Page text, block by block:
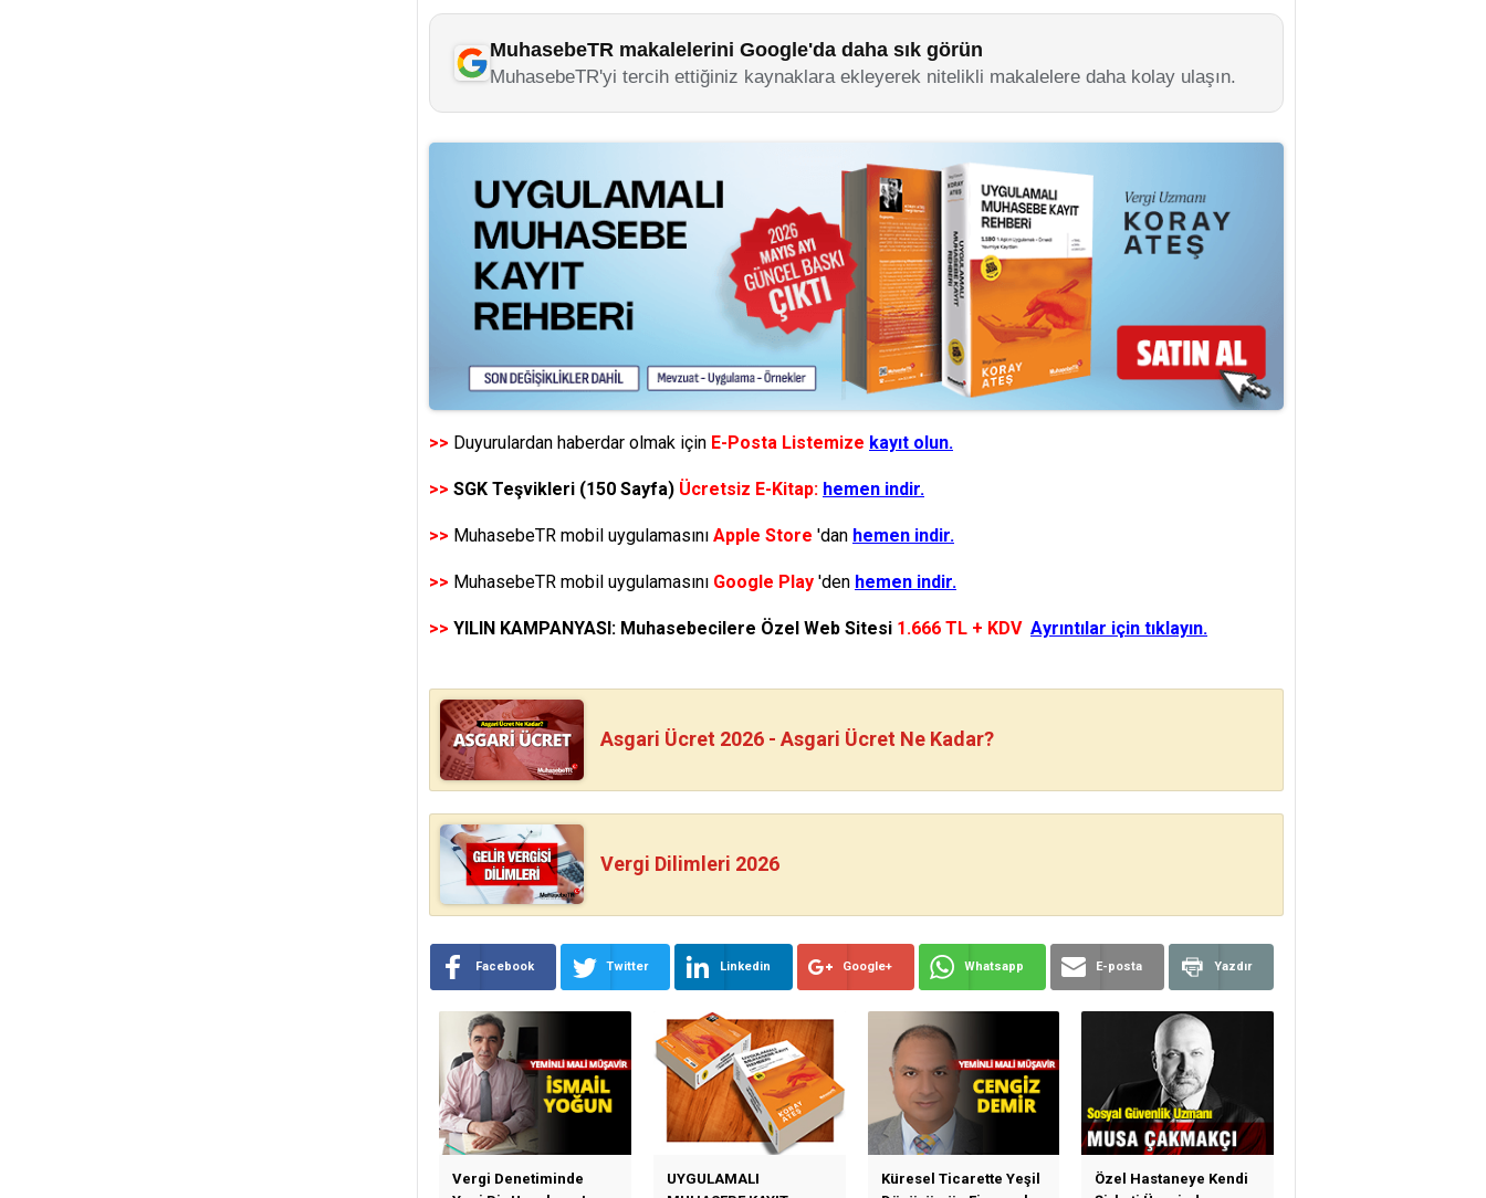
MuhasebeTR makalelerini Google'da daha sık görün
MuhasebeTR'yi tercih ettiğiniz kaynaklara ekleyerek nitelikli makalelere daha kolay ulaşın.
>> Duyurulardan haberdar olmak için E-Posta Listemize kayıt olun.
>> SGK Teşvikleri (150 Sayfa) Ücretsiz E-Kitap: hemen indir.
>> MuhasebeTR mobil uygulamasını Apple Store 'dan hemen indir.
>> MuhasebeTR mobil uygulamasını Google Play 'den hemen indir.
>> YILIN KAMPANYASI: Muhasebecilere Özel Web Sitesi 1.666 TL + KDV Ayrıntılar için tıklayın.
Asgari Ücret 2026 - Asgari Ücret Ne Kadar?
Vergi Dilimleri 2026
Facebook Twitter Linkedin Google+ Whatsapp E-posta Yazdır
Vergi Denetiminde
UYGULAMALI
Küresel Ticarette Yeşil
Özel Hastaneye Kendi